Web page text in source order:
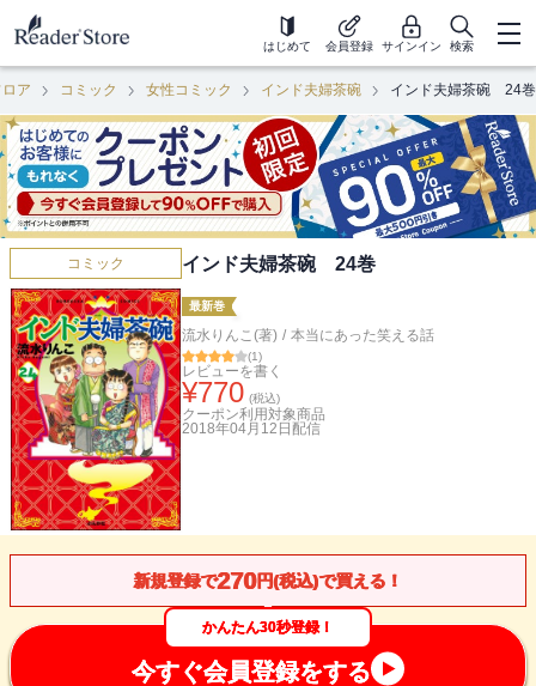
はじめて 会員登録 サインイン 検索
ア コミック 女性コミック インド夫婦茶碗 インド夫婦茶碗 24巻
コミック インド夫婦茶碗 24巻
最新巻
流水りんこ(著) / 本当にあった笑える話
(1)
レビューを書く
¥770 (税込)
クーポン利用対象商品
2018年04月12日 配信
新規登録で270円(税込)で買える！
かんたん30秒登録！
今すぐ会員登録をする